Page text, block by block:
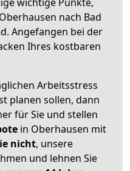
nach Bad
Angefangen bei der
Ihres kostbaren
Arbeitsstress
planen sollen, dann
für Sie und stellen
in Oberhausen mit
nicht, unsere
und lehnen Sie